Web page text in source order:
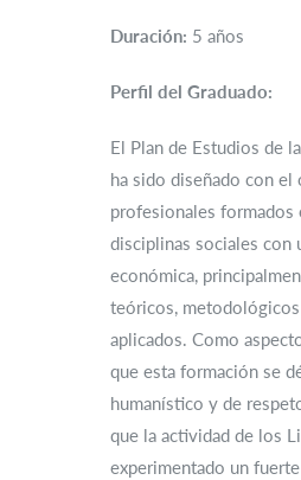
Duración: 5 años
Perfil del Graduado:
El Plan de Estudios de
ha sido diseñado con
profesionales formados
disciplinas sociales con
económica,
teóricos,
aplicados. Como
que esta formación se
humanístico y de
que la actividad de los
experimentado un